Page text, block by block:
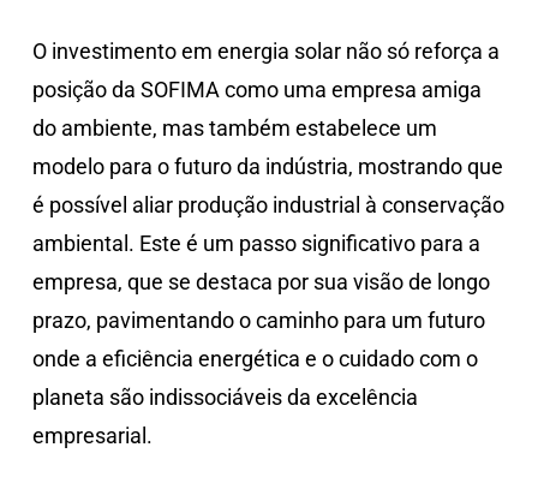
O investimento em energia solar não só reforça a
posição da SOFIMA como uma empresa amiga
do ambiente, mas também estabelece um
modelo para o futuro da indústria, mostrando que
é possível aliar produção industrial à conservação
ambiental. Este é um passo significativo para a
empresa, que se destaca por sua visão de longo
prazo, pavimentando o caminho para um futuro
onde a eficiência energética e o cuidado com o
planeta são indissociáveis da excelência
empresarial.